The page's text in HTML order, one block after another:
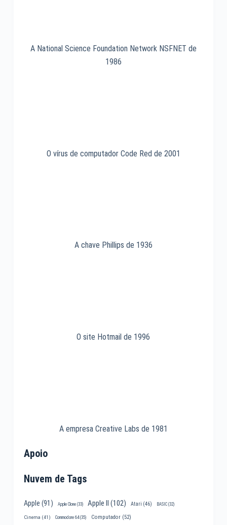
A National Science Foundation Network NSFNET de
1986
O vírus de computador Code Red de 2001
A chave Phillips de 1936
O site Hotmail de 1996
A empresa Creative Labs de 1981
Apoio
Nuvem de Tags
Apple (91) Apple Clone(33) Apple II (102) Atari (46) BASIC(32)
Cinema (41) Commodore 64(35) Computador(52)